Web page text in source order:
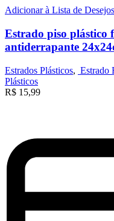
Adicionar à Lista de Desejos
Estrado piso plástico
antiderrapante
Estrados Plásticos, Estrado
Plásticos
R$ 15,99